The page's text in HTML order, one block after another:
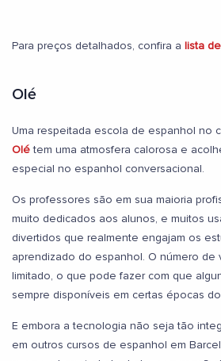
Para preços detalhados, confira a lista
Olé
Uma respeitada escola de espanhol no
Olétem uma atmosfera calorosa e
especial no espanhol conversacional.
Os professores são em sua maioria
muito dedicados aos alunos, e muitos
divertidos que realmente engajam os
aprendizado do espanhol. O número de
limitado, o que pode fazer com que
sempre disponíveis em certas épocas
E embora a tecnologia não seja tão
em outros cursos de espanhol em